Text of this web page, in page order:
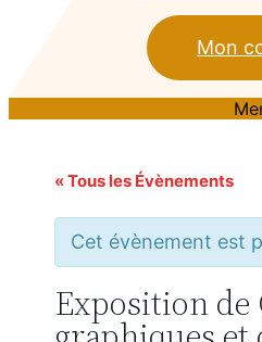
Mon
« Tous les Évènements
Cet évènement est
Exposition de